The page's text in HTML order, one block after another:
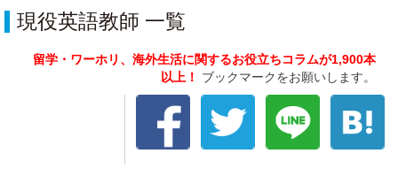
現役英語教師 一覧
留学・ワーホリ、海外生活に関するお役立ちコラムが1,900本
以上！ ブックマークをお願いします。